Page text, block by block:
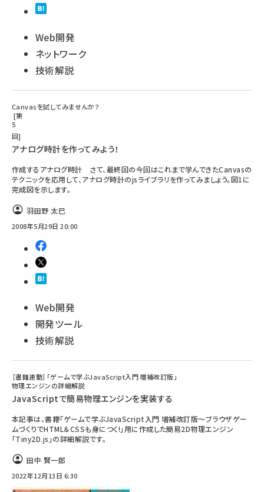
Web開発
ネットワーク
技術解説
Canvasを試してみませんか？
第
5
回
アナログ時計を作ってみよう！
作成するアナログ時計 さて、最終回の今回はこれまで学んできたCanvasの
テクニックを応用して、アナログ時計のjsライブラリを作ってみましょう。図1に
完成図を示します。
羽田野 太巳
2008年5月29日 20:00
Web開発
開発ツール
技術解説
［書籍連動］「ゲームで学ぶJavaScript入門 増補改訂版」
物理エンジンの詳細解説
JavaScriptで簡易物理エンジンを実装する
本記事は、書籍「ゲームで学ぶJavaScript入門 増補改訂版～ブラウザゲー
ムづくりでHTML＆CSSも身につく!」用に作成した簡易2D物理エンジン
「Tiny2D.js」の詳細解説です。
田中 賢一郎
2022年12月13日 6:30